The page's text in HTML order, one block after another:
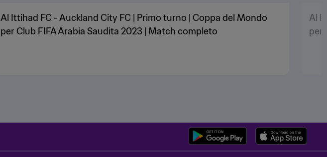
Al Ittihad FC - Auckland City FC | Primo turno | Coppa del Mondo
per Club FIFA Arabia Saudita 2023 | Match completo
Al
per